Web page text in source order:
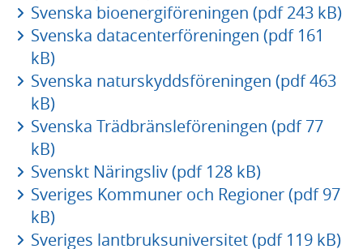
Svenska bioenergiföreningen (pdf 243 kB)
Svenska datacenterföreningen (pdf 161
kB)
Svenska naturskyddsföreningen (pdf 463
kB)
Svenska Trädbränsleföreningen (pdf 77
kB)
Svenskt Näringsliv (pdf 128 kB)
Sveriges Kommuner och Regioner (pdf 97
kB)
Sveriges lantbruksuniversitet (pdf 119 kB)